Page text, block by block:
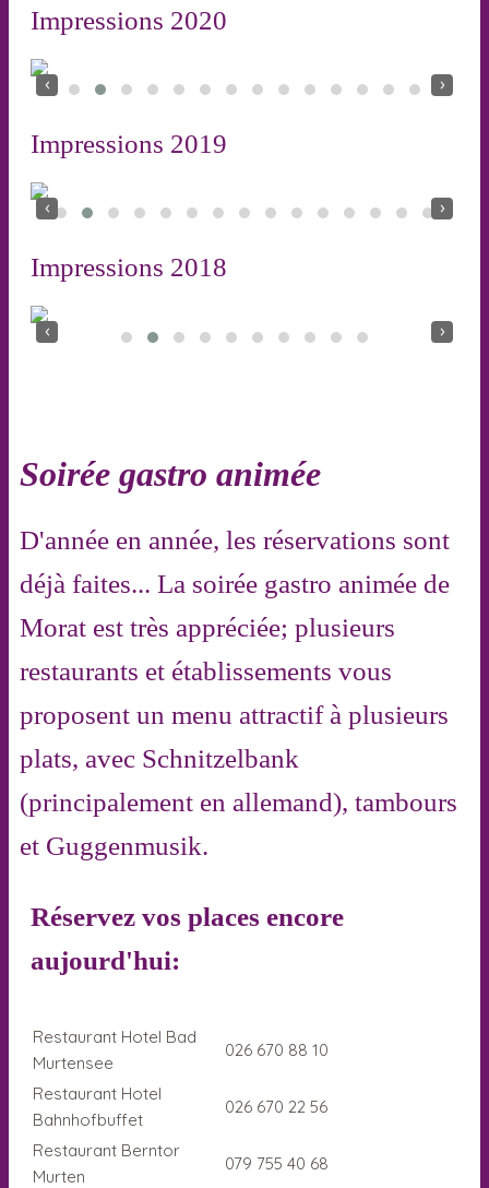
Impressions 2020
‹ ›
Impressions 2019
‹ ›
Impressions 2018
‹ ›
Soirée gastro animée
D'année en année, les réservations sont
déjà faites... La soirée gastro animée de
Morat est très appréciée; plusieurs
restaurants et établissements vous
proposent un menu attractif à plusieurs
plats, avec Schnitzelbank
(principalement en allemand), tambours
et Guggenmusik.
Réservez vos places encore
aujourd'hui:
Restaurant Hotel Bad
Murtensee
026 670 88 10
Restaurant Hotel
Bahnhofbuffet
026 670 22 56
Restaurant Berntor
Murten
079 755 40 68